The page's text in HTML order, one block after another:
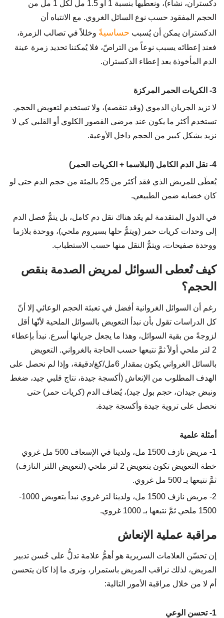
دكستران، نشاء)، ونعطيها بنسبة 1 أو 1.5 مل لكل 1 مل من
الحجم المفقود حسب نوع السائل الغروي. مع الانتباه أن
الدكستران يمكن أن يُسبب حساسيةً وخللاً في تصالب الزمرة،
فعند إعطائه يسبب نوعاً من التراصّ، فلا يُمكننا تحديد زمرة عينة
الدم المأخوذة بعد إعطاء الدكستران.
3- الكريات الحمر المركزة
لا تزيد الجريان الدموي (وقد تنقصه)، ولا تستخدم لتعويض الحجم.
تستخدم أكثر ما يكون عند مرضى القصور الكلوي أو القلبي كي لا
نزيد بشكل كبير من الحجم داخل الأوعية.
4- نقل الدم الكامل (البلاسما + الكريات الحمر)
يُعطَى للمريض الذي فقد أكثر من 25 بالمئة من حجم الدم حتى لو
كان خضابه ضمن الطبيعي.
في الدول المتقدمة لم يعُد هناك نقل دم كامل، بل يتمُّ فصل الدم
إلى وحدات كريات حمر (ويتمُّ حلها بسيروم ملحي)، ووحدة بلازما
ووحدة صفيحات، ويتمُّ النقل منها حسب الاستطباب.
كيف تُعطى السوائل لمريض الصدمة بنقص
الحجم؟
رغم أن السوائل الغروانية أفضل في تعبئة الحجم الوعائي إلا أنّ
كل الدراسات تقول بأن نبدأ التعويض بالسوائل الملحية لأنّها أقل
لزوجةً من بقية السوائل، وهذا ما يجعل جريانها أسرع. نبدأ بإعطاء
2 لتر ملحي أولاً ثمَّ نتبعها حسب الحاجة بالغرواني. التعويض
بالسائل الغرواني يكون بمقدار 6مل/كغ/دقيقة، وإذا لم نحصل على
الهدف المطلوب من الإنعاش (أكسجة جيدة، نتاج قلبي جيد، ضغط
ونبض جيدان، حجم بول جيد)، يُضاف الدم (كريات حمر) حتى
نحصل على تروية جيدة وأكسجة جيدة.
أمثلة علمية
1- مريض نازف 1500 مل، ولدينا في الإسعاف 500 مل غروي
خطة التعويض تكون بتعويض 2 لتر ملحي (لتعويض اللتر النازف)
ثمَّ نتبعها بـ 500 مل غروي.
2- مريض نازف 1500 مل، ولدينا لتر غروي نبدأ بتعويض 1000-
1500 ملحي ثمَّ نتبعها بـ 1000 غروي.
مراقبة عملية الإنعاش
إن تحسّن العلامات السريرية هو أهمُّ علامة تدلُّ على حُسن تدبير
المريض، لذلك نراقب المريض باستمرار، ونرى ما إذا كان يتحسن
أم لا من خلال مراقبة الأمور التالية:
1- تحسن الوعي